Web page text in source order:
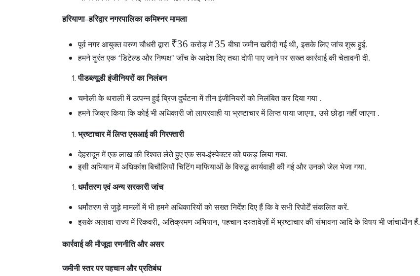
हरियाणा–हरिद्वार नगरपालिका कमिश्नर मामला
पूर्व नगर आयुक्त वरुण चौधरी द्वारा ₹36करोड़ में 35बीघा जमीन खरीदी गई थी,इसके लिए जांच शुरू हुई.
हमने तुरंत एक ‘डिटेल्ड और निष्पक्ष’ जाँच के आदेश दिए तथा दोषी पाए जाने पर सख्त कार्रवाई की चेतावनी दी.
पीडब्ल्यूडी इंजीनियरों का निलंबन
चमोली के थराली में उत्पन्न हुई ब्रिज दुर्घटना में तीन इंजीनियरों को निलंबित कर दिया गया .
हमने जिक्र किया कि कोई भी अधिकारी जो लापरवाही या भ्रष्टाचार में लिप्त पाया जाएगा,उसे छोड़ा नहीं जाएगा .
भ्रष्टाचार में लिप्त एसआई की गिरफ्तारी
देहरादून में एक लाख की रिश्वत लेते हुए एक सब-इंस्पेक्टर को पकड़ लिया गया.
इसी अभियान में अधिकांश बिचौलियों चिटिंग माफियाओं के विरुद्ध कार्यवाही की गई और उनको जेल भेजा गया.
धर्मांतरण एवं अन्य सरकारी जांच
धर्मांतरण से जुड़े मामलों में भी हमने अधिकारियों को सख्त निर्देश दिए हैं कि वे सभी रिपोर्टें संकलित करें.
इसके अलावा राज्य में रिकवरी, अतिक्रमण अभियान,पहचान दस्तावेज़ों में भ्रष्टाचार की संभावना आदि के विषय भी जांचाधीन हैं.
कार्रवाई की मौजूदा रणनीति और असर
जमीनी स्तर पर पहचान और प्रतिबंध